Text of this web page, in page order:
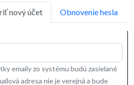
nový účet Obnovenie hesla
emaily zo systému budú zasielané
adresa nie je verejná a bude